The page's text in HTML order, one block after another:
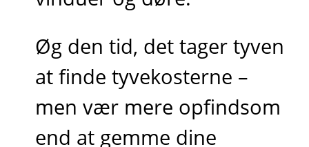
Øg den tid, det tager tyven
at finde tyvekosterne –
men vær mere opfindsom
end at gemme dine